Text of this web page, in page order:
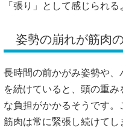
「張り」として感じられる
姿勢の崩れが筋肉
長時間の前かがみ姿勢や
を続けていると、頭の重
な負担がかかるそうです。
筋肉は常に緊張し続けて